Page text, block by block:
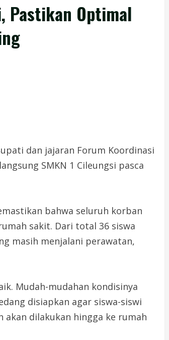
Pastikan Optimal
dan jajaran Forum Koordinasi
SMKN 1 Cileungsi pasca
bahwa seluruh korban
sakit. Dari total 36 siswa
masih menjalani perawatan,
Mudah-mudahan kondisinya
disiapkan agar siswa-siswi
akan dilakukan hingga ke rumah